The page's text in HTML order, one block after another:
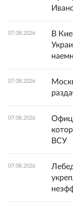
07.08.2026
В
07.08.2026
07.08.2026
ВСУ
07.08.2026